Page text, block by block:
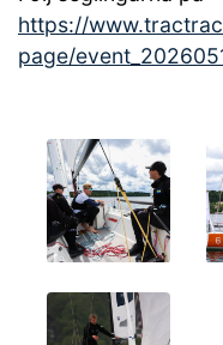
https://
page/